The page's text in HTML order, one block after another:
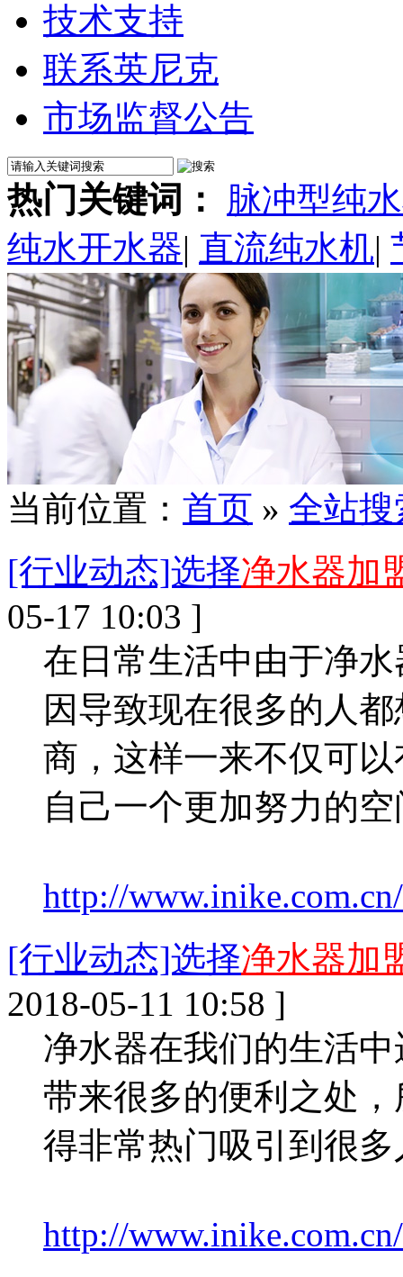
技术支持
联系英尼克
市场监督公告
热门关键词：
脉冲型纯
纯水开水器| 直流纯水机|
当前位置： 首页 » 全站搜
[行业动态]选择净水器加
05-17 10:03 ]
在日常生活中由于净
因导致现在很多的人
商，这样一来不仅可
自己一个更加努力的
http://
[行业动态]选择净水器加
2018-05-11 10:58 ]
净水器在我们的生活
带来很多的便利之处
得非常热门吸引到很
http://